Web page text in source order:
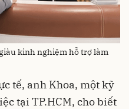
kinh nghiệm hỗ trợ làm
tế, anh Khoa, một kỹ
tại TP.HCM, cho biết